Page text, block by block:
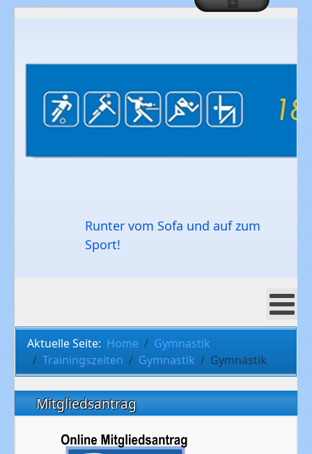
Runter vom Sofa und auf zum
Sport!
Aktuelle Seite: Home
Gymnastik
Trainingszeiten
Gymnastik Gymnastik
Mitgliedsantrag